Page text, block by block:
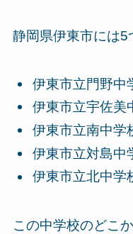
静岡県伊東市には5
伊東市立門野中
伊東市立宇佐美
伊東市立南中学
伊東市立対島中
伊東市立北中学
この中学校のどこ